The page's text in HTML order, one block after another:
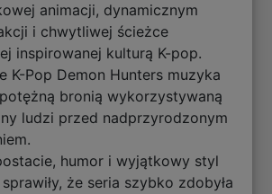
animacji, dynamicznym
i chwytliwej ścieżce
inspirowanej kulturą K-pop.
K-Pop Demon Hunters muzyka
bronią wykorzystywaną
ludzi przed nadprzyrodzonym
humor i wyjątkowy styl
że seria szybko zdobyła